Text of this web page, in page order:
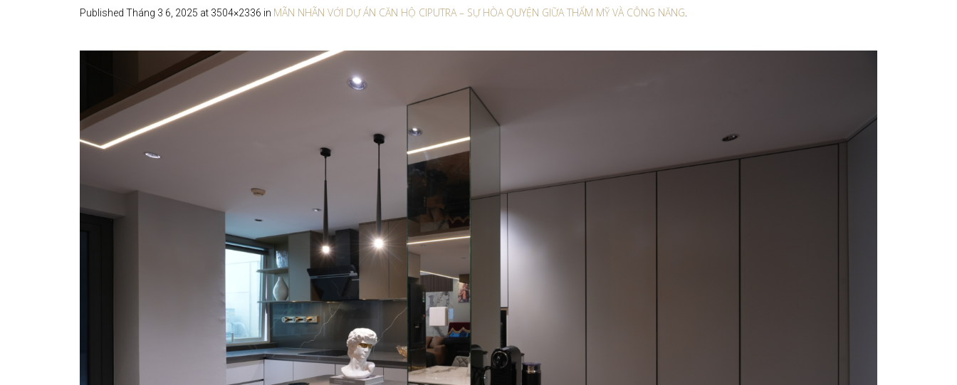
Published Tháng 3 6, 2025 at 3504×2336 in MÃN NHÃN VỚI DỰ ÁN CĂN HỘ CIPUTRA – SỰ HÒA QUYỆN GIỮA THẨM MỸ VÀ CÔNG NĂNG.